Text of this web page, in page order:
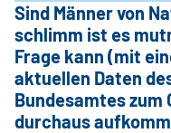
Sind Männer von
schlimm ist es
Frage kann (mit
aktuellen Daten
Bundesamtes zum
durchaus